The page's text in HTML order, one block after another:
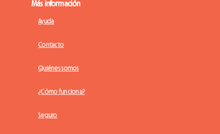
Más información
Ayuda
Contacto
Quiénes somos
¿Cómo funciona?
Seguro